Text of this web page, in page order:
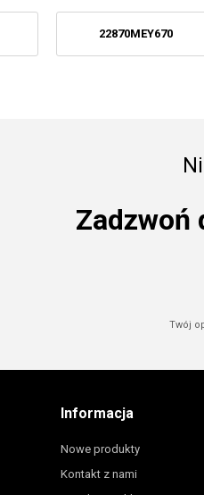
22870MEY670
Zadzwoń
Twój
Informacja
Nowe produkty
Kontakt z nami